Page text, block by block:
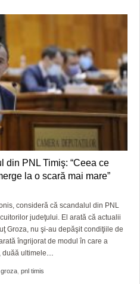
din PNL Timiş: “Ceea ce
la o scară mai mare”
consideră că scandalul din PNL
judeţului. El arată că actualii
Groza, nu şi-au depăşit condiţiile de
îngrijorat de modul în care a
ultimele…
pnl timis